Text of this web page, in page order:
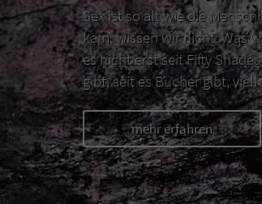
Sex ist so alt wie die
kam, wissen wir nicht. Was
es nicht erst seit Fifty
gibt, seit es Bücher gibt,
mehr erfahren